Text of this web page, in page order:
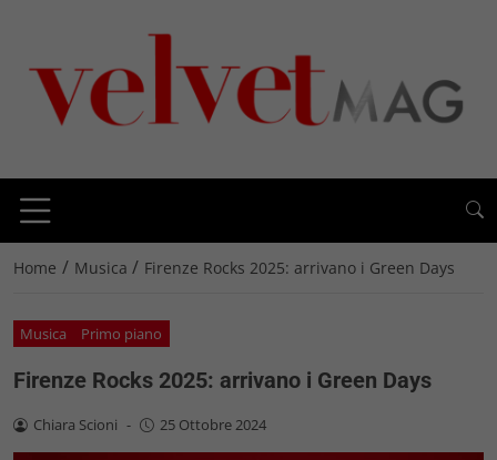
Home / Musica / Firenze Rocks 2025: arrivano i Green Days
Musica Primo piano
Firenze Rocks 2025: arrivano i Green Days
Chiara Scioni - 25 Ottobre 2024